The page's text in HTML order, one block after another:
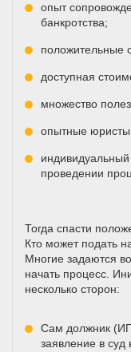
опыт
банкротства;
положительные
доступная
множество
опытные юристы
проведении
Тогда спасти
Кто может подать
Многие задаются
начать процесс.
несколько сторон:
Сам должник
заявление в суд